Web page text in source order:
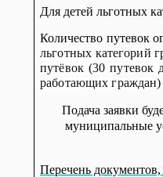
Для детей льготных
Количество путевок
льготных категорий
путёвок (30 путевок
работающих граждан)
Подача заявки
муниципальные
Перечень